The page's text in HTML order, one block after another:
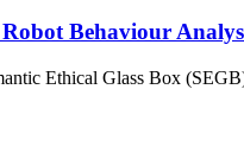
Behaviour
Ethical Glass Box